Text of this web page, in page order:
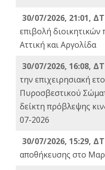
30/07/2026, 21:01,
επιβολή
Αττική και Αργολίδα
30/07/2026, 16:08,
την επιχειρησιακή
Πυροσβεστικού
δείκτη πρόβλεψης
07-2026
30/07/2026, 15:29,
αποθήκευσης στο